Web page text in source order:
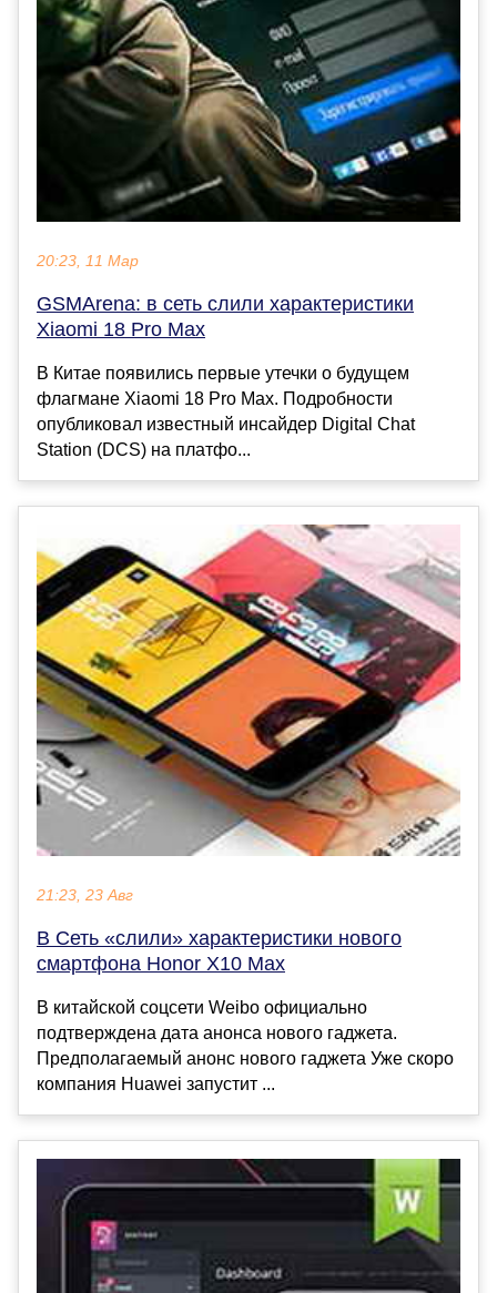
20:23, 11 Мар
GSMArena: в сеть слили характеристики
Xiaomi 18 Pro Max
В Китае появились первые утечки о будущем
флагмане Xiaomi 18 Pro Max. Подробности
опубликовал известный инсайдер Digital Chat
Station (DCS) на платфо...
21:23, 23 Авг
В Сеть «слили» характеристики нового
смартфона Honor X10 Max
В китайской соцсети Weibo официально
подтверждена дата анонса нового гаджета.
Предполагаемый анонс нового гаджета Уже скоро
компания Huawei запустит ...